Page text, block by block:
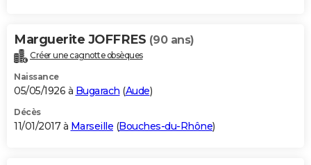
Marguerite JOFFRES (90 ans)
Créer une cagnotte obsèques
Naissance
05/05/1926 à Bugarach (Aude)
Décès
11/01/2017 à Marseille (Bouches-du-Rhône)